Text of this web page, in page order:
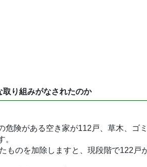
り組みがなされたのか
険がある空き家が112戸、草木、ゴ
ものを加除しますと、現段階で122戸